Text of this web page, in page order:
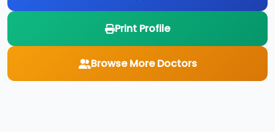
Print Profile
Browse More Doctors